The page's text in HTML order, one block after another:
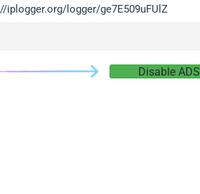
iplogger.org/logger/ge7E509uFUlZ
Disable ADS